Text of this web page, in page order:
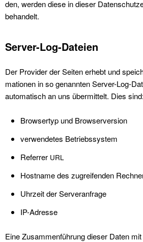
den, wer­den diese in dieser
behan­delt.
Server-Log-Dateien
Der Provider der Seit­en erhebt und
ma­tio­nen in so genan­nten Serv­er-Log-
automa­tisch an uns über­mit­telt. Dies sind:
Browser­typ und Browserver­sion
ver­wen­detes Betrieb­ssys­tem
Refer­rer URL
Host­name des zugreifend­en
Uhrzeit der Server­an­frage
IP-Adresse
Eine Zusam­men­führung dieser Dat­en